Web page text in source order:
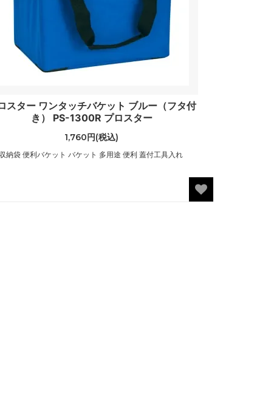
スター ワンタッチバケット ブルー（フタ付
き） PS-1300R プロスター
1,760円(税込)
納袋 便利バケット バケット 多用途 便利 蓋付工具入れ